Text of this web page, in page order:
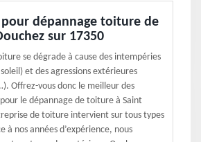
pour dépannage toiture de
sur 17350
se dégrade à cause des intempéries
et des agressions extérieures
Offrez-vous donc le meilleur des
le dépannage de toiture à Saint
de toiture intervient sur tous types
à nos années d’expérience, nous